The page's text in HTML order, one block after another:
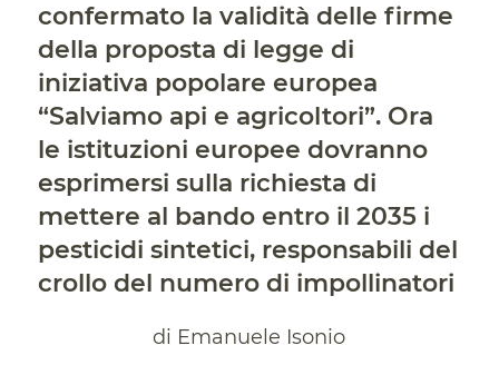
confermato la validità delle firme
della proposta di legge di
iniziativa popolare europea
“Salviamo api e agricoltori”. Ora
le istituzioni europee dovranno
esprimersi sulla richiesta di
mettere al bando entro il 2035 i
pesticidi sintetici, responsabili del
crollo del numero di impollinatori
di Emanuele Isonio